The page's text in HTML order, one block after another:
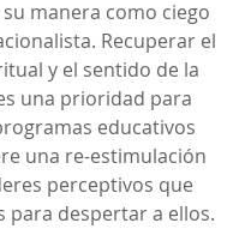
manera como ciego
Recuperar el
y el sentido de la
una prioridad para
educativos
una re-estimulación
perceptivos que
para despertar a ellos.